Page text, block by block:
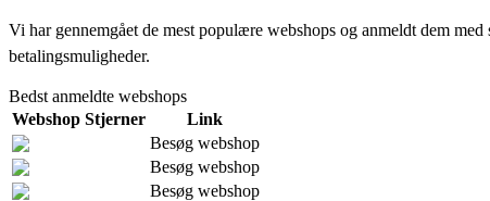
Vi har gennemgået de mest populære webshops og anmeldt dem
betalingsmuligheder.
Bedst anmeldte webshops
Webshop Stjerner
Link
Besøg webshop
Besøg webshop
Besøg webshop